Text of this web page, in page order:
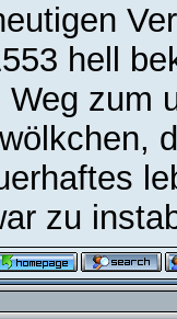
hell
Weg zum
zu